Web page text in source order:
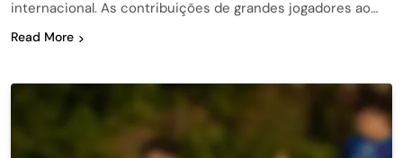
internacional. As contribuições de grandes jogadores ao…
Read More